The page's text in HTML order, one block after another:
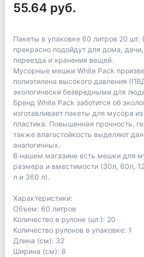
55.64 руб.
Пакеты в упаковке 60 литров 20 шт.
прекрасно подойдут для дома,
переезда и хранения вещей.
Мусорные мешки White Pack
полиэтилена высокого давления
экологически безвредными для
Бренд White Pack заботится об
изготавливает пакеты для мусора
пластика. Повышенная прочность,
также влагостойкость выделяют
аналогичных.
В нашем магазине есть мешки для
размера и вместимости (30л, 60л,
л и 360 л).
Характеристики:
Объем: 60 литров
Количество в рулоне (шт.): 20
Количество рулонов в упаковке: 1
Длина (см): 32
Ширина (см): 8